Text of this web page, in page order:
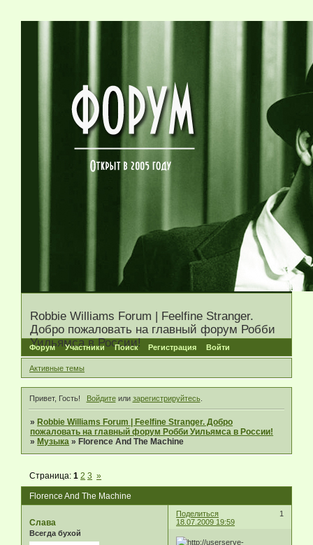
Robbie Williams Forum | Feelfine Stranger.
Добро пожаловать на главный форум Робби
Уильямса в России!
Форум Участники Поиск Регистрация Войти
Активные темы
Привет, Гость! Войдитеили зарегистрируйтесь.
» Robbie Williams Forum | Feelfine Stranger. Добро
пожаловать на главный форум Робби Уильямса в России!
» Музыка » Florence And The Machine
Florence And The Machine
Страница:1 2 3 »
Поделиться
1
18.07.2009 19:59
Слава
Всегда бухой